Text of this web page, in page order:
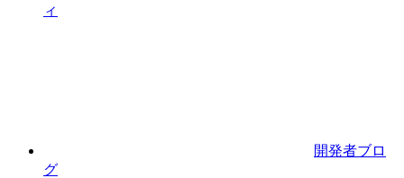
ィ
開発者ブロ
グ